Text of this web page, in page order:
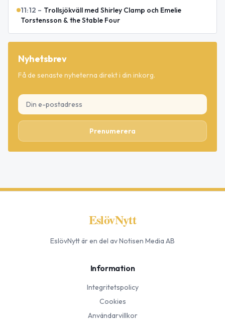
11:12 – Trollsjökväll med Shirley Clamp och Emelie
Torstensson & the Stable Four
Nyhetsbrev
Få de senaste nyheterna direkt i din inkorg.
Prenumerera
EslövNytt
EslövNyttär en del av Notisen Media AB
Information
Integritetspolicy
Cookies
Användarvillkor